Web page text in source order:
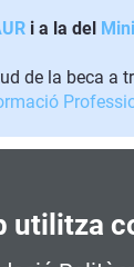
utilitza
i a la del
de la beca a